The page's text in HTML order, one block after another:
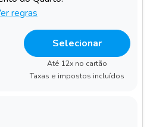
regras
Selecionar
Até 12x no cartão
Taxas e impostos incluídos